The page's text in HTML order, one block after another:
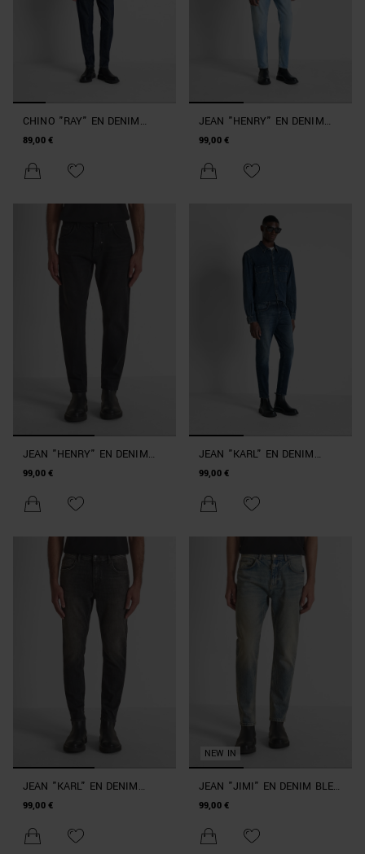
CHINO "RAY" EN DENIM
BLEU SLIM FIT À LA
89,00 €
JEAN "HENRY" EN DENIM
BLEU REGULAR FIT À LA
99,00 €
JEAN "HENRY" EN DENIM
NOIR REGULAR FIT À LA
99,00 €
JEAN "KARL" EN DENIM
BLEU CROPPED SKINNY FIT
99,00 €
JEAN "KARL" EN DENIM
NOIR CROPPED SKINNY FIT
99,00 €
NEW IN
JEAN "JIMI" EN DENIM BLEU
CROPPED SLIM FIT
99,00 €